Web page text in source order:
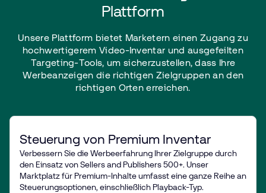
Plattform
Unsere Plattform bietet Marketern einen Zugang zu
hochwertigerem Video-Inventar und ausgefeilten
Targeting-Tools, um sicherzustellen, dass Ihre
Werbeanzeigen die richtigen Zielgruppen an den
richtigen Orten erreichen.
Steuerung von Premium Inventar
Verbessern Sie die Werbeerfahrung Ihrer Zielgruppe durch
den Einsatz von Sellers and Publishers 500+. Unser
Marktplatz für Premium-Inhalte umfasst eine ganze Reihe an
Steuerungsoptionen, einschließlich Playback-Typ.